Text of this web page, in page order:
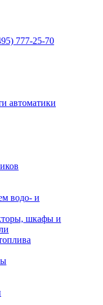
777-25-70
автоматики
водо- и
шкафы и